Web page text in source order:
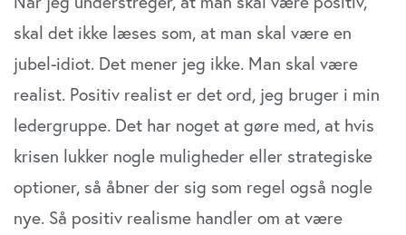
skal det ikke læses som, at man skal være en
jubel-idiot. Det mener jeg ikke. Man skal være
realist. Positiv realist er det ord, jeg bruger i min
ledergruppe. Det har noget at gøre med, at hvis
krisen lukker nogle muligheder eller strategiske
optioner, så åbner der sig som regel også nogle
nye. Så positiv realisme handler om at være